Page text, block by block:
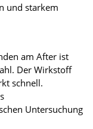
und starkem
am After ist
Der Wirkstoff
schnell.
Untersuchung